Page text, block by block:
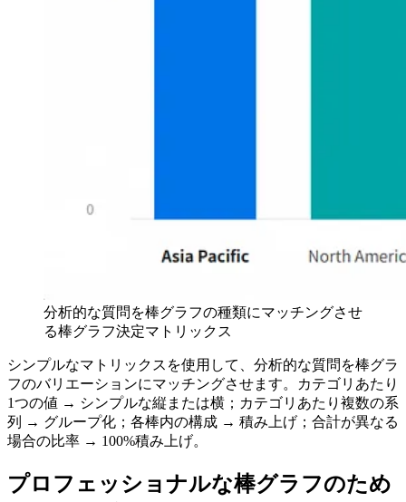
分析的な質問を棒グラフの種類にマッチングさせ
る棒グラフ決定マトリックス
シンプルなマトリックスを使用して、分析的な質問を棒グラ
フのバリエーションにマッチングさせます。カテゴリあたり
1つの値 → シンプルな縦または横；カテゴリあたり複数の系
列 → グループ化；各棒内の構成 → 積み上げ；合計が異なる
場合の比率 → 100%積み上げ。
プロフェッショナルな棒グラフのため